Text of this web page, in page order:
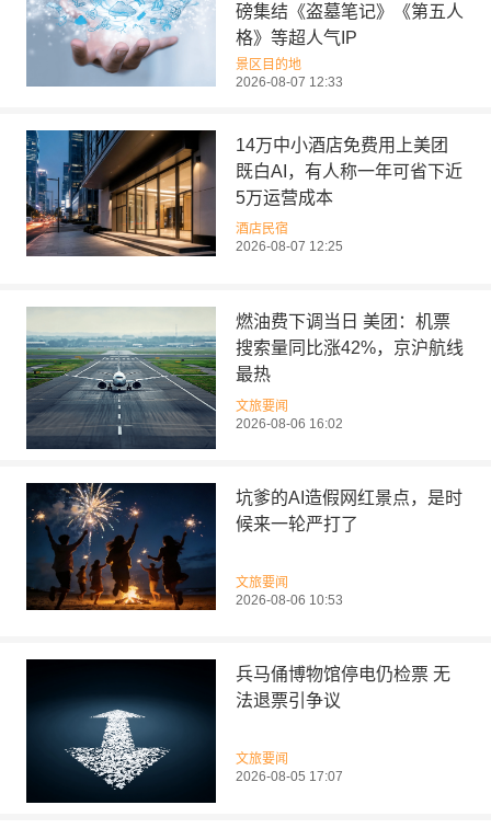
磅集结《盗墓笔记》《第五人
格》等超人气IP
景区目的地
2026-08-07 12:33
14万中小酒店免费用上美团
既白AI，有人称一年可省下近
5万运营成本
酒店民宿
2026-08-07 12:25
燃油费下调当日 美团：机票
搜索量同比涨42%，京沪航线
最热
文旅要闻
2026-08-06 16:02
坑爹的AI造假网红景点，是时
候来一轮严打了
文旅要闻
2026-08-06 10:53
兵马俑博物馆停电仍检票 无
法退票引争议
文旅要闻
2026-08-05 17:07